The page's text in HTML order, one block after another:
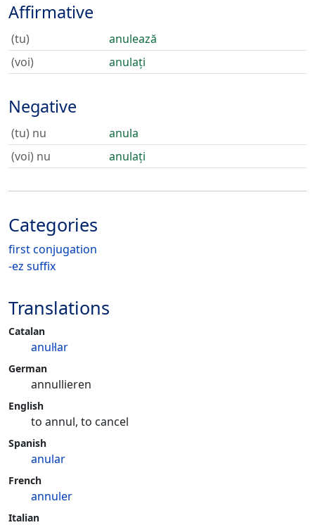
Affirmative
(tu)
anulează
(voi)
anulați
Negative
(tu) nu
anula
(voi) nu
anulați
Categories
first conjugation
-ez suffix
Translations
Catalan
anul·lar
German
annullieren
English
to annul, to cancel
Spanish
anular
French
annuler
Italian